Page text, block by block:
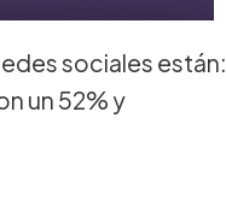
sociales están:
un 52% y